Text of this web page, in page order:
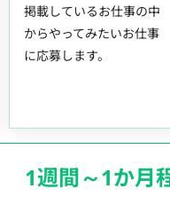
掲載しているお仕事の中
からやってみたいお仕事
に応募します。
1週間～1か月